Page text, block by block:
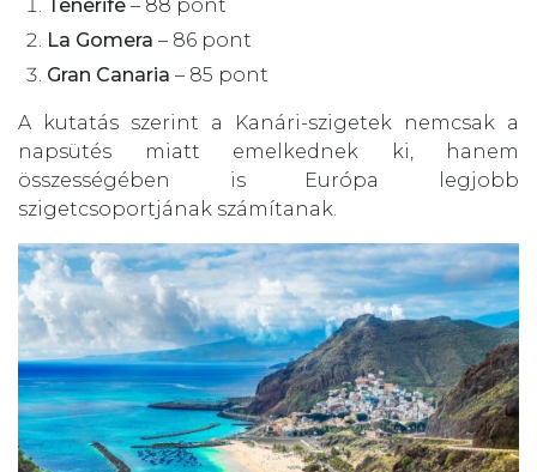
Tenerife – 88 pont
La Gomera – 86 pont
Gran Canaria – 85 pont
A kutatás szerint a Kanári-szigetek nemcsak a
napsütés miatt emelkednek ki, hanem
összességében is Európa legjobb
szigetcsoportjának számítanak.